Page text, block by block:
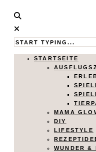
Calistas
Traum
MAMABLOG
STARTSEITE
MAMA
DIY
LIFESTYLE
WUNDER &